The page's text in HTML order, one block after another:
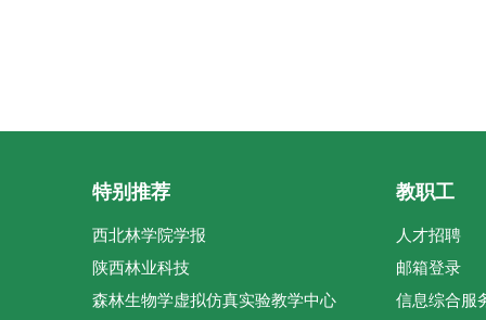
特别推荐
西北林学院学报
陕西林业科技
森林生物学虚拟仿真实验教学中心
教职工
人才招聘
邮箱登录
信息综合服